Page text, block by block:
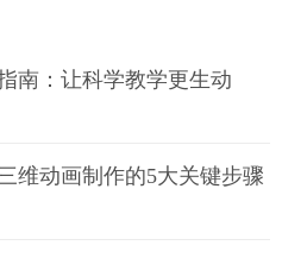
南：让科学教学更生动
维动画制作的5大关键步骤